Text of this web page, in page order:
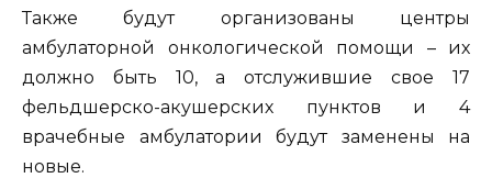
Также будут организованы центры
амбулаторной онкологической помощи – их
должно быть 10, а отслужившие свое 17
фельдшерско-акушерских пунктов и 4
врачебные амбулатории будут заменены на
новые.